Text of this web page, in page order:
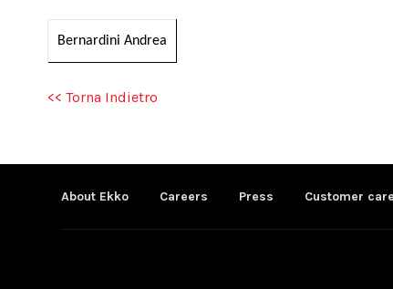
Bernardini Andrea
<< Torna Indietro
About Ekko Careers Press Customer care